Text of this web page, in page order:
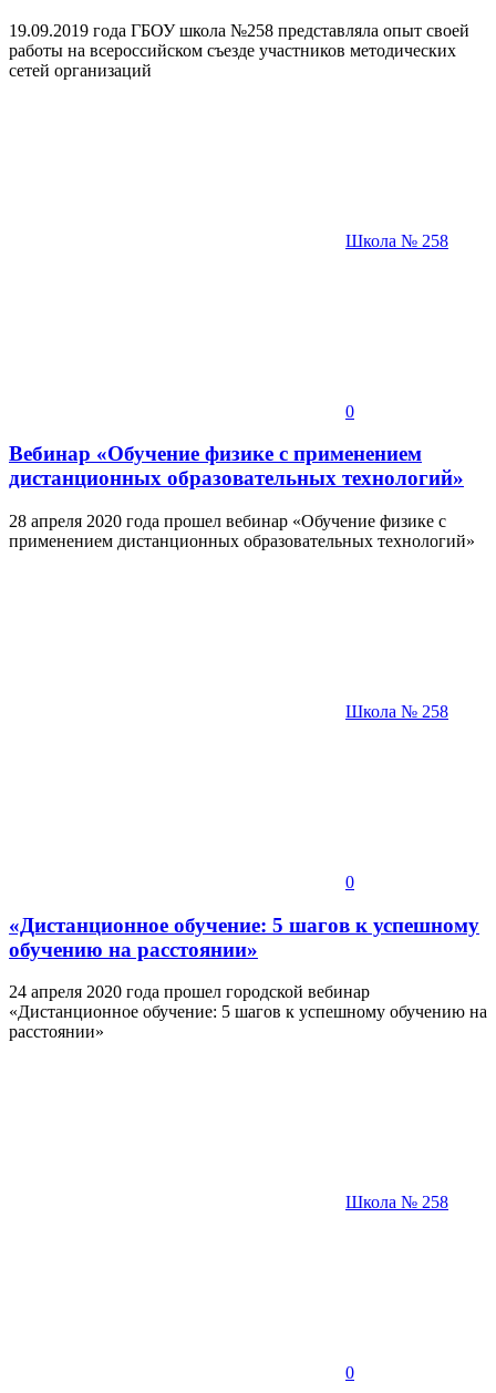
19.09.2019 года ГБОУ школа №258 представляла опыт своей
работы на всероссийском съезде участников методических
сетей организаций
Школа № 258
0
Вебинар «Обучение физике с применением
дистанционных образовательных технологий»
28 апреля 2020 года прошел вебинар «Обучение физике с
применением дистанционных образовательных технологий»
Школа № 258
0
«Дистанционное обучение: 5 шагов к успешному
обучению на расстоянии»
24 апреля 2020 года прошел городской вебинар
«Дистанционное обучение: 5 шагов к успешному обучению на
расстоянии»
Школа № 258
0